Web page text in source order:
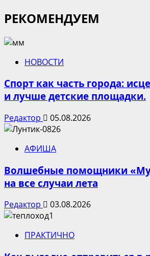
РЕКОМЕНДУЕМ
НОВОСТИ
Спорт как часть города:
и лучше детские площадки.
Редактор 05.08.2026
АФИША
Волшебные помощники
на все случаи лета
Редактор 03.08.2026
ПРАКТИЧНО